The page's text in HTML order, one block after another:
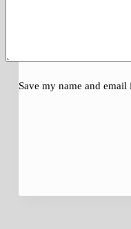
Save my name and